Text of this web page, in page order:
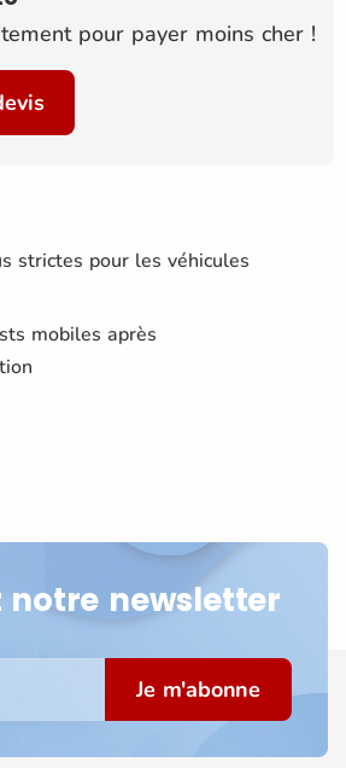
pour payer moins cher !
strictes pour les véhicules
mobiles après
notre newsletter
Je m'abonne